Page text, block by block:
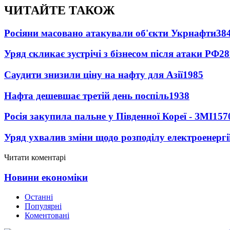
ЧИТАЙТЕ ТАКОЖ
Росіяни масовано атакували об'єкти Укрнафти
Уряд скликає зустрічі з бізнесом після атаки РФ
Саудити знизили ціну на нафту для Азії1985
Нафта дешевшає третій день поспіль1938
Росія закупила пальне у Південної Кореї - ЗМІ
Уряд ухвалив зміни щодо розподілу
Читати коментарі
Новини економіки
Останні
Популярні
Коментовані